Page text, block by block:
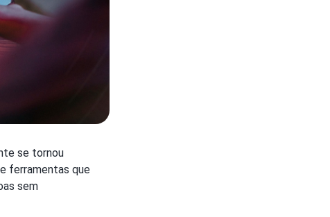
se tornou
ferramentas que
sem